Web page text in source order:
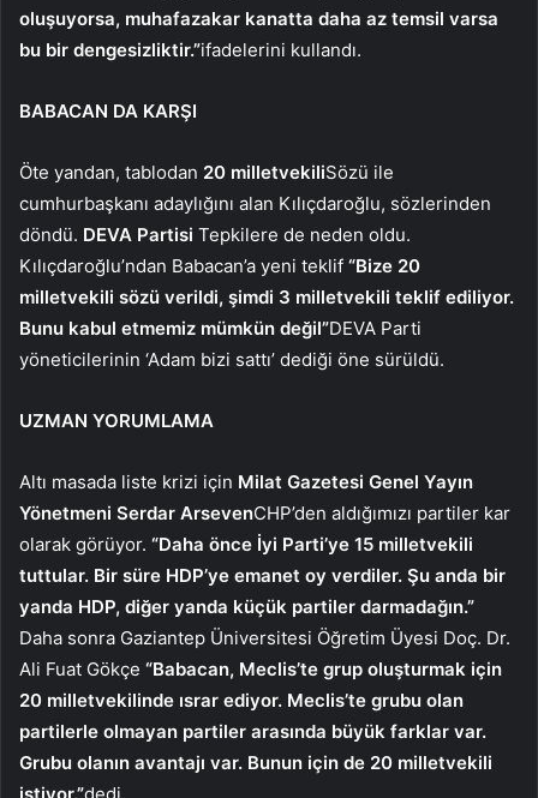
oluşuyorsa, muhafazakar kanatta daha az temsil varsa
bu bir dengesizliktir.”ifadelerini kullandı.
BABACAN DA KARŞI
Öte yandan, tablodan 20 milletvekiliSözü ile
cumhurbaşkanı adaylığını alan Kılıçdaroğlu, sözlerinden
döndü. DEVA Partisi Tepkilere de neden oldu.
Kılıçdaroğlu’ndan Babacan’a yeni teklif “Bize 20
milletvekili sözü verildi, şimdi 3 milletvekili teklif ediliyor.
Bunu kabul etmemiz mümkün değil”DEVA Parti
yöneticilerinin ‘Adam bizi sattı’ dediği öne sürüldü.
UZMAN YORUMLAMA
Altı masada liste krizi için Milat Gazetesi Genel Yayın
Yönetmeni Serdar ArsevenCHP’den aldığımızı partiler kar
olarak görüyor. “Daha önce İyi Parti’ye 15 milletvekili
tuttular. Bir süre HDP’ye emanet oy verdiler. Şu anda bir
yanda HDP, diğer yanda küçük partiler darmadağın.”
Daha sonra Gaziantep Üniversitesi Öğretim Üyesi Doç. Dr.
Ali Fuat Gökçe “Babacan, Meclis’te grup oluşturmak için
20 milletvekilinde ısrar ediyor. Meclis’te grubu olan
partilerle olmayan partiler arasında büyük farklar var.
Grubu olanın avantajı var. Bunun için de 20 milletvekili
istiyor.”dedi.